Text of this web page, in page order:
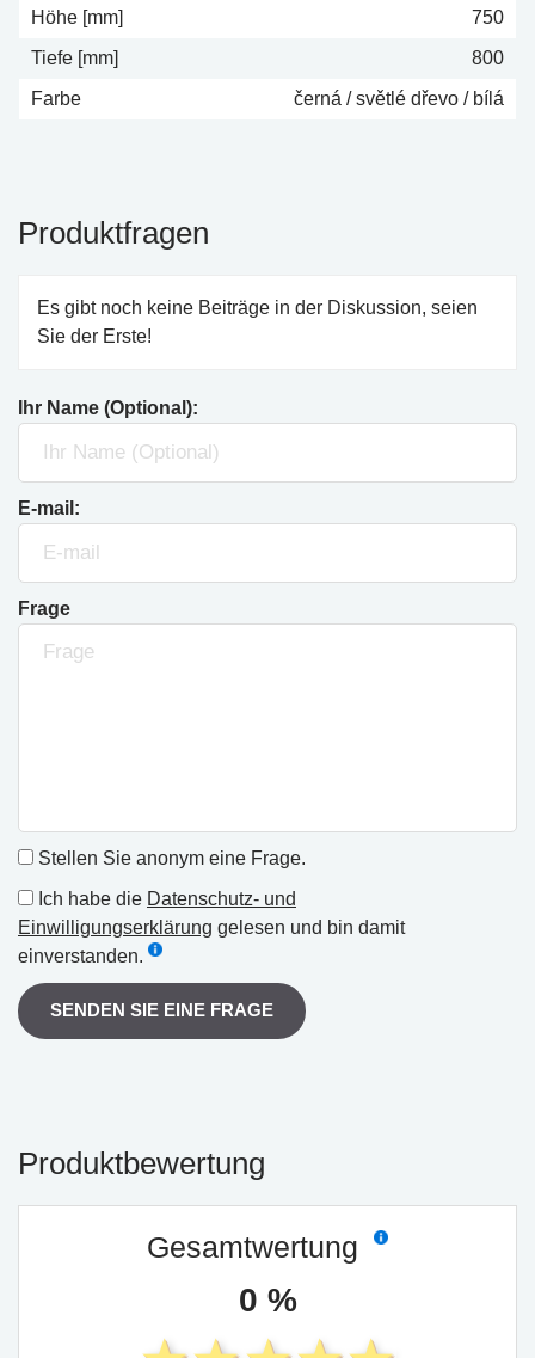
Höhe [mm]
750
Tiefe [mm]
800
Farbe
černá / světlé dřevo / bílá
Produktfragen
Es gibt noch keine Beiträge in der Diskussion, seien
Sie der Erste!
Ihr Name (Optional):
E-mail:
Frage
Stellen Sie anonym eine Frage.
Ich habe die Datenschutz- und
Einwilligungserklärung gelesen und bin damit
einverstanden.
SENDEN SIE EINE FRAGE
Produktbewertung
Gesamtwertung
0 %